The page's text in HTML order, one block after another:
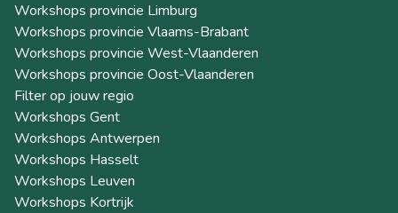
Workshops provincie Limburg
Workshops provincie Vlaams-Brabant
Workshops provincie West-Vlaanderen
Workshops provincie Oost-Vlaanderen
Filter op jouw regio
Workshops Gent
Workshops Antwerpen
Workshops Hasselt
Workshops Leuven
Workshops Kortrijk